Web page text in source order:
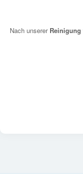
Nach unserer Reinigung